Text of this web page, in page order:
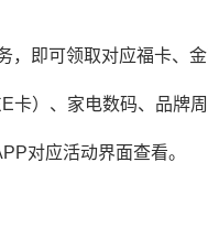
，即可领取对应福卡、
）、家电数码、品牌周
对应活动界面查看。